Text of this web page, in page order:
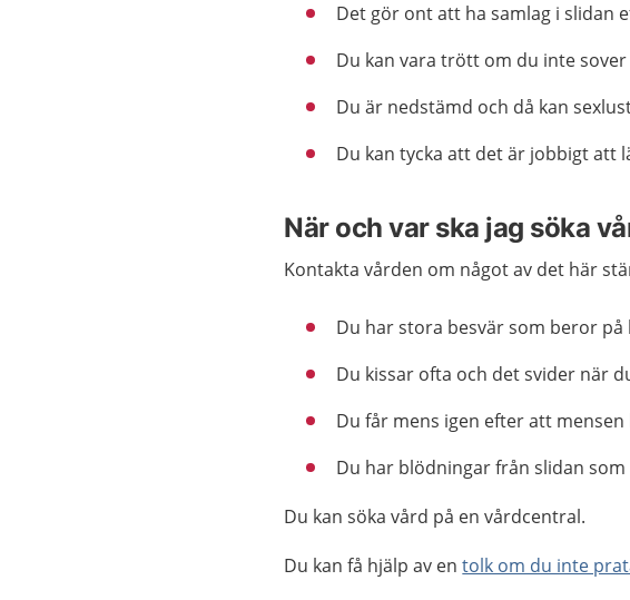
Det gör ont att ha samlag i slidan
Du kan vara trött om du inte sover
Du är nedstämd och då kan
Du kan tycka att det är jobbigt att
När och var ska jag söka
Kontakta vården om något av det här
Du har stora besvär som beror på
Du kissar ofta och det svider när
Du får mens igen efter att
Du har blödningar från slidan
Du kan söka vård på en vårdcentral.
Du kan få hjälp av entolk om du inte